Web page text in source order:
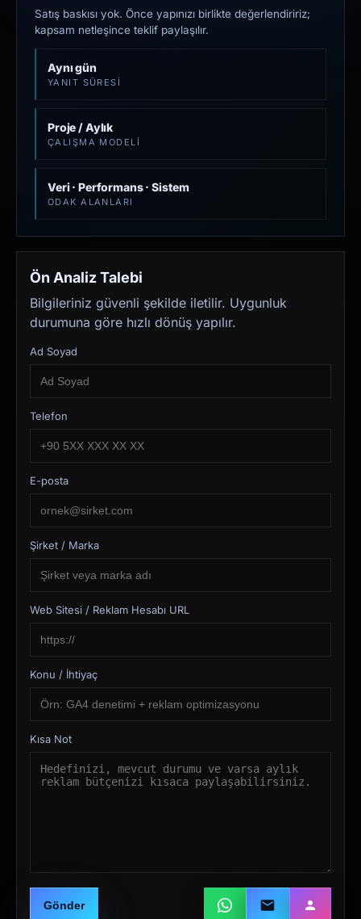
Satış baskısı yok. Önce yapınızı birlikte değerlendiririz;
kapsam netleşince teklif paylaşılır.
Aynı gün
YANIT SÜRESI
Proje / Aylık
ÇALIŞMA MODELI
Veri · Performans · Sistem
ODAK ALANLARI
Ön Analiz Talebi
Bilgileriniz güvenli şekilde iletilir. Uygunluk
durumuna göre hızlı dönüş yapılır.
Ad Soyad
Telefon
E-posta
Şirket / Marka
Web Sitesi / Reklam Hesabı URL
Konu / İhtiyaç
Kısa Not
Gönder